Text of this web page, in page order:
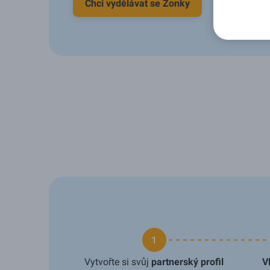
Chci vydělávat se Zonky
1
Vytvořte si svůj partnerský profil